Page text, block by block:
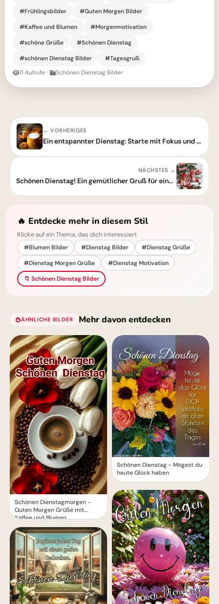
#Frühlingsbilder
#Guten Morgen Bilder
#Kaffee und Blumen
#Morgenmotivation
#schöne Grüße
#Schönen Dienstag
#schönen Dienstag Bilder
#Tagesgruß
11 Aufrufe · Schönen Dienstag Bilder
← VORHERIGES
Ein entspannter Dienstag: Starte mit Fokus und genieße den ruhigen Rhythmus.
NÄCHSTES →
Schönen Dienstag! Ein gemütlicher Gruß für einen fokussierten und ruhigen Tag.
🔥 Entdecke mehr in diesem Stil
Klicke auf ein Thema, das dich interessiert
#Blumen Bilder #Dienstag Bilder
#Dienstag Grüße
#Dienstag Morgen Grüße
#Dienstag Motivation
📁 Schönen Dienstag Bilder
ÄHNLICHE BILDER Mehr davon entdecken
Schönen Dienstagmorgen -
Guten Morgen Grüße mit
Kaffee und Blumen
Schönen Dienstag - Mögest du
heute Glück haben